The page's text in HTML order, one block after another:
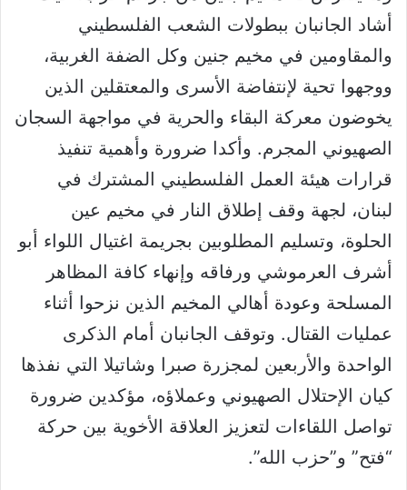
أشاد الجانبان ببطولات الشعب الفلسطيني
والمقاومين في مخيم جنين وكل الضفة الغربية،
ووجهوا تحية لإنتفاضة الأسرى والمعتقلين الذين
يخوضون معركة البقاء والحرية في مواجهة السجان
الصهيوني المجرم. وأكدا ضرورة وأهمية تنفيذ
قرارات هيئة العمل الفلسطيني المشترك في
لبنان، لجهة وقف إطلاق النار في مخيم عين
الحلوة، وتسليم المطلوبين بجريمة اغتيال اللواء أبو
أشرف العرموشي ورفاقه وإنهاء كافة المظاهر
المسلحة وعودة أهالي المخيم الذين نزحوا أثناء
عمليات القتال. وتوقف الجانبان أمام الذكرى
الواحدة والأربعين لمجزرة صبرا وشاتيلا التي نفذها
كيان الإحتلال الصهيوني وعملاؤه، مؤكدين ضرورة
تواصل اللقاءات لتعزيز العلاقة الأخوية بين حركة
“فتح” و”حزب الله”.